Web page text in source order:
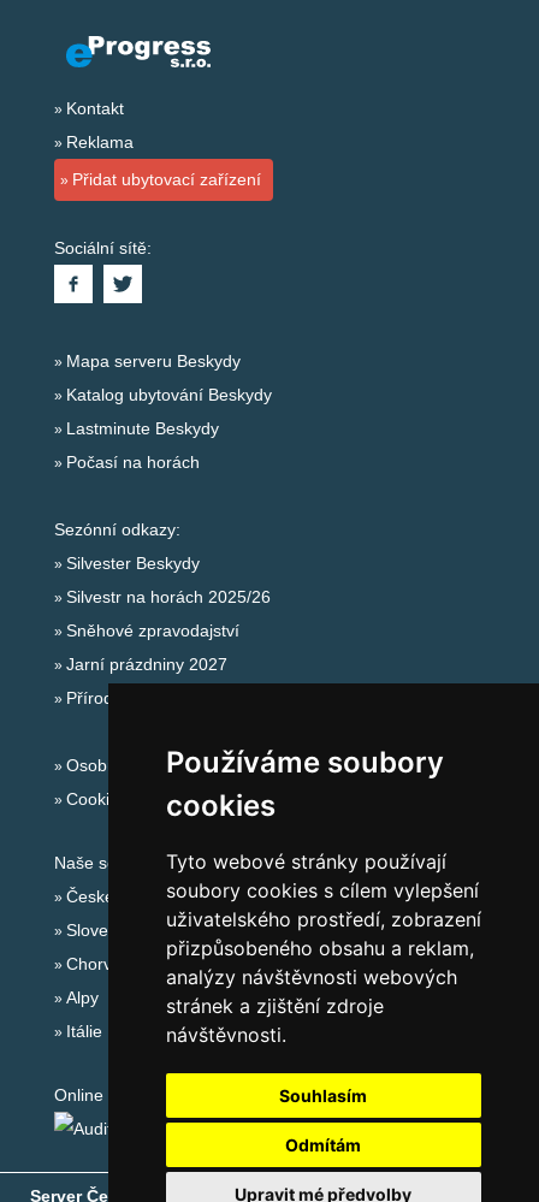
Používáme soubory
cookies
Tyto webové stránky používají
soubory cookies s cílem vylepšení
uživatelského prostředí, zobrazení
přizpůsobeného obsahu a reklam,
analýzy návštěvnosti webových
stránek a zjištění zdroje
návštěvnosti.
Souhlasím
Odmítám
Upravit mé předvolby
Kontakt
Reklama
Přidat ubytovací zařízení
Sociální sítě:
Mapa serveru Beskydy
Katalog ubytování Beskydy
Lastminute Beskydy
Počasí na horách
Sezónní odkazy:
Silvester Beskydy
Silvestr na horách 2025/26
Sněhové zpravodajství
Jarní prázdniny 2027
Přírodní koupaliště
Osobní údaje
Cookies
Naše servery:
České hory
Slovenské hory
Chorvatsko
Alpy
Itálie
Online audit:
Server České hory ® - Copyright © 1999-2026 eProgress s.r.o.